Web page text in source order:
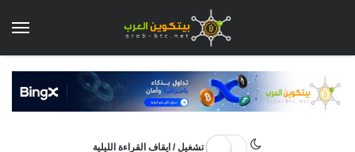
تشغيل / ايقاف القراءة الليلية